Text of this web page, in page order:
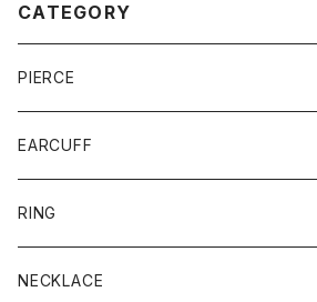
CATEGORY
PIERCE
EARCUFF
RING
NECKLACE